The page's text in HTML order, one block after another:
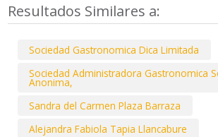
Resultados Similares a:
Sociedad Gastronomica Dica Limitada
Sociedad Administradora Gastronomica
Anonima,
Sandra del Carmen Plaza Barraza
Alejandra Fabiola Tapia Llancabure